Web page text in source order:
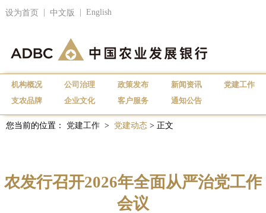
设为首页 中文版 English
机构概况 公司治理 政策发布 新闻资讯
党建工作
支农品牌
企业文化 客户服务 通知公告
您当前的位置： 党建工作 > 党建动态 > 正文
农发行召开2026年全面从严治党工作
会议